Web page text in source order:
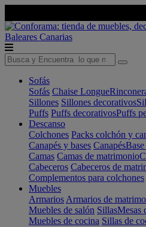
Baleares Canarias
Sofás
Sofás Chaise Longue
Sillones Sillones decorativos
Puffs Puffs decorativosPuffs
Descanso
Colchones Packs colchón y
Canapés y bases Canapés
Camas Camas de matrimonio
Cabeceros Cabeceros de
Complementos para colchones
Muebles
Armarios Armarios de
Muebles de salón SillasMesas
Muebles de cocina Sillas de